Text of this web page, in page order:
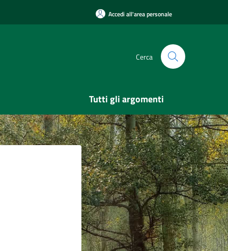
Accedi all'area personale
Cerca
Tutti gli argomenti